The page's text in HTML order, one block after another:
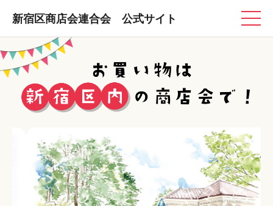
新宿区商店会連合会 公式サイト